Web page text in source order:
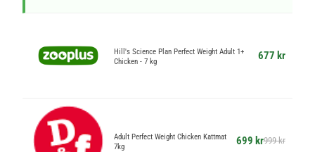
Hill's Science Plan Perfect Weight Adult 1+
Chicken - 7 kg
677 kr
Adult Perfect Weight Chicken Kattmat
7kg
699 kr999 kr